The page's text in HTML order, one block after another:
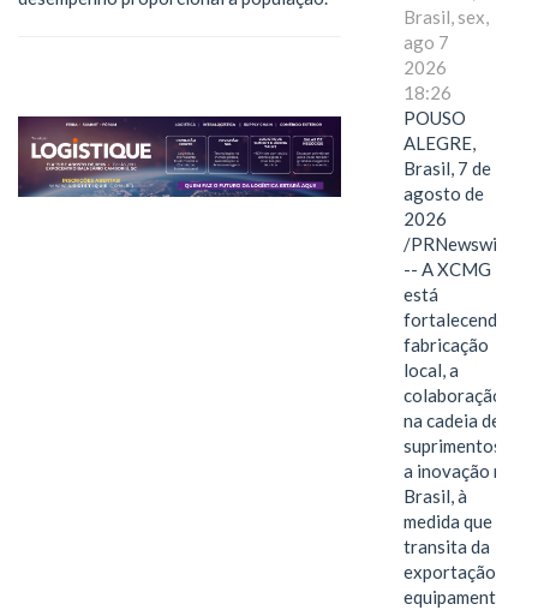
Brasil, sex,
ago 7
2026
18:26
POUSO
ALEGRE,
Brasil, 7 de
agosto de
2026
/PRNewswire/
-- A XCMG
está
fortalecendo a
fabricação
local, a
colaboração
na cadeia de
suprimentos e
a inovação no
Brasil, à
medida que
transita da
exportação de
equipamentos